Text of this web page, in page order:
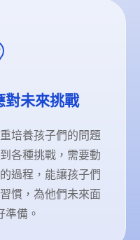
對未來挑戰
培養孩子們的問題
各種挑戰，需要動
過程，能讓孩子們
慣，為他們未來面
備。